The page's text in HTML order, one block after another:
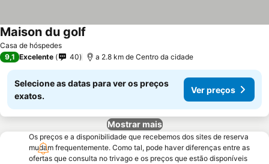
Casa de hóspedes
Maison du golf
9,1 Excelente 40 a 2.8 km de Centro da cidade
Selecione as datas para ver os preços
exatos.
Ver preços
Mostrar mais
Os preços e a disponibilidade que recebemos dos sites de reserva
mudam frequentemente. Como tal, pode haver diferenças entre as
ofertas que consulta no trivago e os preços que estão disponíveis